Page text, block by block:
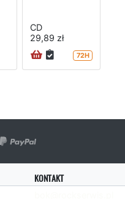
CD
29,89 zł
72H
KONTAKT